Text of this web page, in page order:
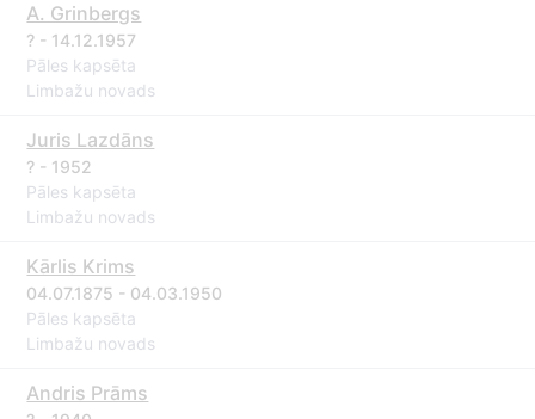
A. Grinbergs
? - 14.12.1957
Pāles kapsēta
Limbažu novads
Juris Lazdāns
? - 1952
Pāles kapsēta
Limbažu novads
Kārlis Krims
04.07.1875 - 04.03.1950
Pāles kapsēta
Limbažu novads
Andris Prāms